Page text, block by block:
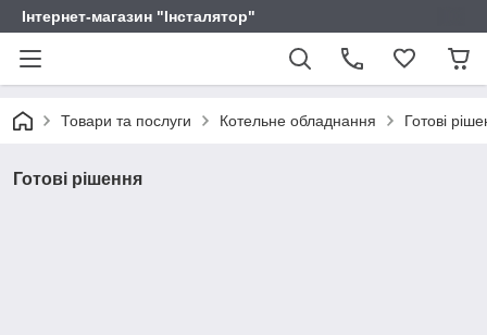
Інтернет-магазин "Інсталятор"
Товари та послуги Котельне обладнання Готові
Готові рішення